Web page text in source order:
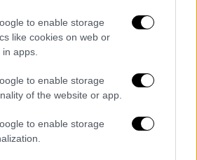
to enable storage
like cookies on web or
apps.
to enable storage
of the website or app.
to enable storage
θα ανοίξει στις 13
Στάδιο και θα
19 Σεπτεμβρίου στο
.